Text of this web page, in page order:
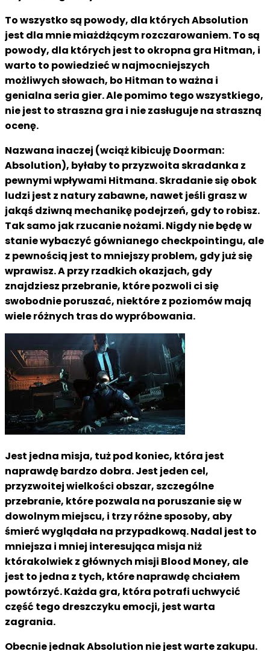
To wszystko są powody, dla których Absolution
jest dla mnie miażdżącym rozczarowaniem. To są
powody, dla których jest to okropna gra Hitman, i
warto to powiedzieć w najmocniejszych
możliwych słowach, bo Hitman to ważna i
genialna seria gier. Ale pomimo tego wszystkiego,
nie jest to straszna gra i nie zasługuje na straszną
ocenę.
Nazwana inaczej (wciąż kibicuję Doorman:
Absolution), byłaby to przyzwoita skradanka z
pewnymi wpływami Hitmana. Skradanie się obok
ludzi jest z natury zabawne, nawet jeśli grasz w
jakąś dziwną mechanikę podejrzeń, gdy to robisz.
Tak samo jak rzucanie nożami. Nigdy nie będę w
stanie wybaczyć gównianego checkpointingu, ale
z pewnością jest to mniejszy problem, gdy już się
wprawisz. A przy rzadkich okazjach, gdy
znajdziesz przebranie, które pozwoli ci się
swobodnie poruszać, niektóre z poziomów mają
wiele różnych tras do wypróbowania.
Jest jedna misja, tuż pod koniec, która jest
naprawdę bardzo dobra. Jest jeden cel,
przyzwoitej wielkości obszar, szczególne
przebranie, które pozwala na poruszanie się w
dowolnym miejscu, i trzy różne sposoby, aby
śmierć wyglądała na przypadkową. Nadal jest to
mniejsza i mniej interesująca misja niż
którakolwiek z głównych misji Blood Money, ale
jest to jedna z tych, które naprawdę chciałem
powtórzyć. Każda gra, która potrafi uchwycić
część tego dreszczyku emocji, jest warta
zagrania.
Obecnie jednak Absolution nie jest warte zakupu.